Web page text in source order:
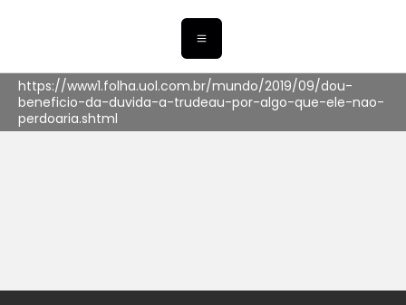
https://www1.folha.uol.com.br/mundo/2019/09/dou-
beneficio-da-duvida-a-trudeau-por-algo-que-ele-nao-
perdoaria.shtml